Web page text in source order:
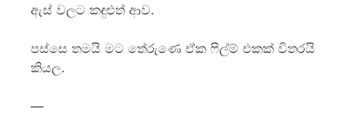
ඇස් වලට කඳුළුත් ආව.
පස්සෙ තමයි මට තේරුණෙ ඒක ෆිල්ම් එකක් විතරයි
කියල.
—